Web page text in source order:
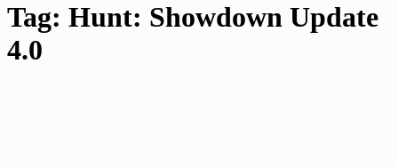
Tag: Hunt: Showdown Update
4.0